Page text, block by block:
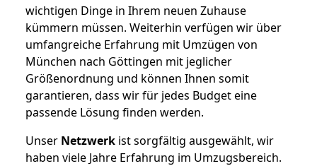
wichtigen Dinge in Ihrem neuen Zuhause
kümmern müssen. Weiterhin verfügen wir über
umfangreiche Erfahrung mit Umzügen von
München nach Göttingen mit jeglicher
Größenordnung und können Ihnen somit
garantieren, dass wir für jedes Budget eine
passende Lösung finden werden.
Unser Netzwerk ist sorgfältig ausgewählt, wir
haben viele Jahre Erfahrung im Umzugsbereich.